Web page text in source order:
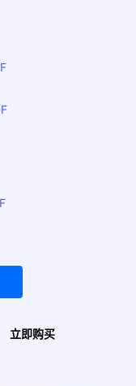
立即购买